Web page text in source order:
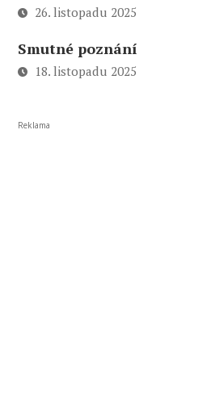
26. listopadu 2025
Smutné poznání
18. listopadu 2025
Reklama